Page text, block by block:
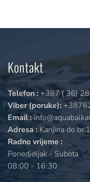
Kontakt
Telefon : +387 ( 36)
Viber (poruke):
Email :
Adresa : Kanjina do
Radno vrijeme :
Ponedjeljak - Subota
08:00 - 16:30